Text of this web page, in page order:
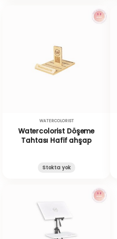
WATERCOLORIST
Watercolorist Döşeme
Tahtası Hafif ahşap
Stokta yok